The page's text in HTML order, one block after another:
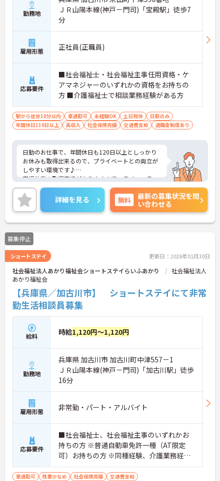
勤務地
ＪＲ山陽本線(神戸－門司)「宝殿駅」徒歩7
分
雇用形態 正社員(正職員)
応募要件
■社会福祉士・社会福祉主事任用資格・ケ
アマネジャーのいずれかの資格をお持ちの
方 ■介護福祉士で相談業務経験がある方
駅から徒歩10分以内 車通勤可 未経験OK 土日祝休
日勤のみ
年間休日110日以上
高収入 社会保険完備 交通費支給 退職金制度あり
日勤のお仕事で、年間休日も120日以上としっかり
お休みも取得出来るので、プライベートとの両立が
しやすい環境です♪
育児休業の取得実績がありますので、ライフステー
ジに応じて長くお仕事を続けていくことができま
す！
ご興味ある方には、面接対策ポイントなど、さらに
詳細をお話しいたしますのでお気軽にご相談くださ
い。
詳細を見る 無料
最新の募集状況を問
い合わせる
募集停止
ショートステイ 更新日：2026年01月30日
社会福祉法人あかり福祉会ショートステイらいふあかり
社会福祉法人
あかり福祉会
【兵庫県／加古川市】 ショートステイにて非常
勤生活相談員募集
給料 時給1,120円～1,120円
勤務地
兵庫県 加古川市 加古川町中津557－1
ＪＲ山陽本線(神戸－門司)「加古川駅」徒歩
16分
雇用形態 非常勤・パート・アルバイト
応募要件
■社会福祉士、社会福祉主事のいずれかお
持ちの方 ※普通自動車免許一種（AT限定
可）お持ちの方 ※同種経験、介護業務経験
がある方
車通勤可 残業少なめ 社会保険完備 交通費支給